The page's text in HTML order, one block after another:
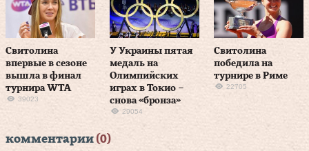
Свитолина
впервые в сезоне
вышла в финал
турнира WTA
39023
У Украины пятая
медаль на
Олимпийских
играх в Токио –
снова «бронза»
29054
Свитолина
победила на
турнире в Риме
22705
комментарии (0)